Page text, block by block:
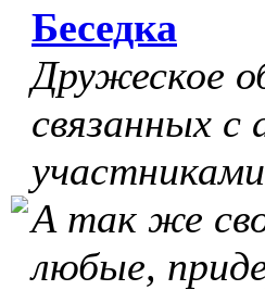
Беседка
Дружеское
связанных с
А так же
любые,